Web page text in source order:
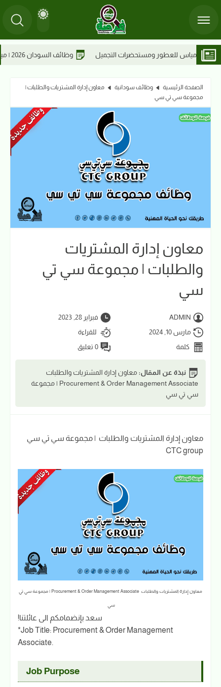
وظائف السودان 2026 | ميناء عطبرة البري يعلن عن تعيين مشرفين بقسم التشغيل
الصفحة الرئيسية وظائف سودانية
معاون إدارة المشتريات والطلبات |
مجموعة سي تي سي
معاون إدارة المشتريات
والطلبات | مجموعة سي تي
سي
ADMIN
فبراير 28, 2023
مارس 10, 2024
للقراءة
كلمة
0 تعليق
نبذة عن المقال: معاون إدارة المشتريات والطلبات
Procurement & Order Management Associate | مجموعة
سي تي سي
معاون إدارة المشتريات والطلبات | مجموعة سي تي سي
CTC group
معاون إدارة المشتريات والطلبات Procurement & Order Management Associate | مجموعة سي تي
سي
سعد بإنضمامكم الى عائلتنا!
*Job Title: Procurement & Order Management
Associate.
Job Purpose